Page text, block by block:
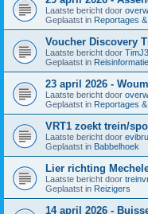
Laatste bericht door
Geplaatst in Reportages
Voucher Discovery
Laatste bericht door
Geplaatst in
23 april 2026 -
Laatste bericht door
Geplaatst in Reportages
VRT1 zoekt trein/
Laatste bericht door
Geplaatst in Babbelhoek
Lier richting
Laatste bericht door
Geplaatst in Reizigers
14 april 2026 -